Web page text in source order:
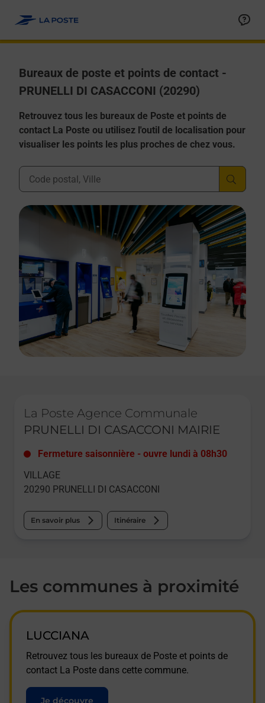
Bureaux de poste et points de contact -
PRUNELLI DI CASACCONI (20290)
Retrouvez tous les bureaux de Poste et points de
contact La Poste ou utilisez l'outil de localisation pour
visualiser les points les plus proches de chez vous.
Ville, Département, Code Postal
La Poste Agence Communale
PRUNELLI DI CASACCONI MAIRIE
Fermeture saisonnière - ouvre lundi à 08h30
VILLAGE
20290 PRUNELLI DI CASACCONI
En savoir plus Itinéraire
Les communes à proximité
LUCCIANA
Retrouvez tous les bureaux de Poste et points de
contact La Poste dans cette commune.
Je découvre